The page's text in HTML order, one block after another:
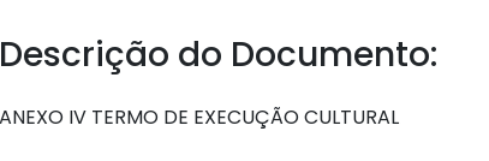
Descrição do Documento:
ANEXO IV TERMO DE EXECUÇÃO CULTURAL